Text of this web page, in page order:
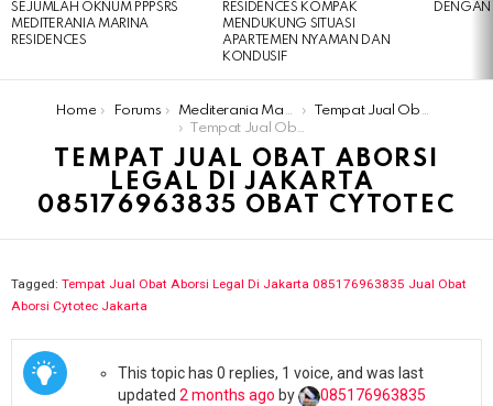
SEJUMLAH OKNUM PPPSRS
MEDITERANIA MARINA
RESIDENCES
RESIDENCES KOMPAK
MENDUKUNG SITUASI
APARTEMEN NYAMAN DAN
KONDUSIF
DENGAN
You are here:
Home Forums Mediterania Marina Residences
Tempat Jual Obat Aborsi Legal Di Jakarta ​​085176963835 Jual Obat Aborsi Cytotec Jakarta
Tempat Jual Obat Aborsi Legal Di Jakarta ​​085176963835 Obat Cytotec
TEMPAT JUAL OBAT ABORSI
LEGAL DI JAKARTA ​​
085176963835 OBAT CYTOTEC
Tagged: Tempat Jual Obat Aborsi Legal Di Jakarta ​​085176963835 Jual Obat
Aborsi Cytotec Jakarta
This topic has 0 replies, 1 voice, and was last
updated 2 months ago by
085176963835​